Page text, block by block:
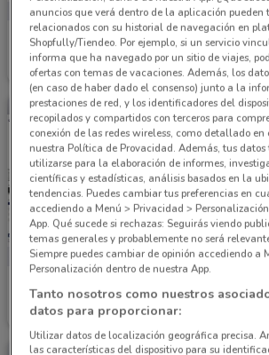
Hyundai
Caduca el 31/12 1.6 km Caduca el
Caduca el 31/12 1.6 km
anuncios que verá dentro de la aplicación pueden
relacionados con su historial de navegación en
Shopfully/Tiendeo. Por ejemplo, si un servicio
informa que ha navegado por un sitio de viajes,
ofertas con temas de vacaciones. Además, los
(en caso de haber dado el consenso) junto a la
prestaciones de red, y los identificadores del
recopilados y compartidos con terceros para
conexión de las redes wireless, como detallado en
nuestra Política de Provacidad. Además, tus datos
utilizarse para la elaboración de informes,
científicas y estadísticas, análisis basados en la
tendencias. Puedes cambiar tus preferencias en
accediendo a Menú > Privacidad >
App. Qué sucede si rechazas: Seguirás viendo
temas generales y probablemente no será
Siempre puedes cambiar de opinión accediendo a
Personalización dentro de nuestra App.
Tanto nosotros como nuestros
datos para proporcionar:
Utilizar datos de localización geográfica precisa.
las características del dispositivo para su